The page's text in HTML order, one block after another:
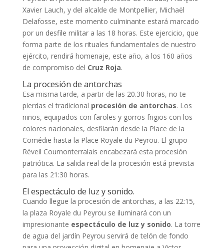
Xavier Lauch, y del alcalde de Montpellier, Michaël
Delafosse, este momento culminante estará marcado
por un desfile militar a las 18 horas. Este ejercicio, que
forma parte de los rituales fundamentales de nuestro
ejército, rendirá homenaje, este año, a los 160 años
de compromiso del Cruz Roja.
La procesión de antorchas
Esa misma tarde, a partir de las 20.30 horas, no te
pierdas el tradicional procesión de antorchas. Los
niños, equipados con faroles y gorros frigios con los
colores nacionales, desfilarán desde la Place de la
Comédie hasta la Place Royale du Peyrou. El grupo
Réveil Cournonterralais encabezará esta procesión
patriótica. La salida real de la procesión está prevista
para las 21:30 horas.
El espectáculo de luz y sonido.
Cuando llegue la procesión de antorchas, a las 22:15,
la plaza Royale du Peyrou se iluminará con un
impresionante espectáculo de luz y sonido. La torre
de agua del jardín Peyrou servirá de telón de fondo